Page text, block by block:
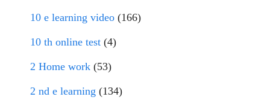
10 e learning video (166)
10 th online test (4)
2 Home work (53)
2 nd e learning (134)